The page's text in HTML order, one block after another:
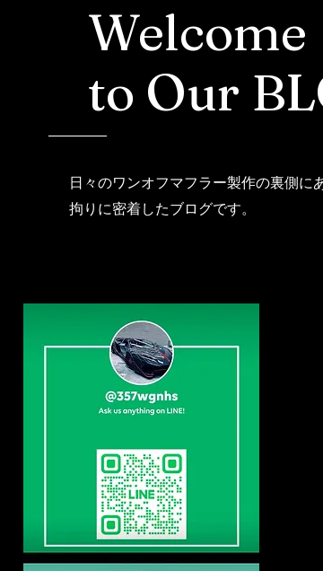
Welcome
to Our
日々のワンオフマフラー製作の裏側に
拘りに密着したブログです。